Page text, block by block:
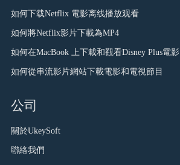
如何下载Netflix 電影离线播放观看
如何將Netflix影片下載為MP4
如何在MacBook 上下載和觀看Disney Plus電影
如何從串流影片網站下載電影和電視節目
公司
關於UkeySoft
聯絡我們